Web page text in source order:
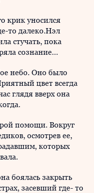
крик уносился
то далеко.Нэл
стучать, пока
сознание…
небо. Оно было
цвет всегда
глядя вверх она
помощи. Вокруг
осмотрев ее,
которых
боялась закрыть
засевший где- то